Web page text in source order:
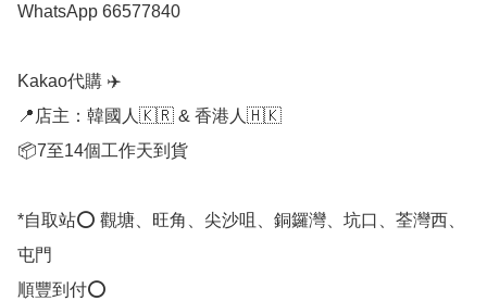
WhatsApp 66577840
Kakao代購 ✈️
📍店主：韓國人🇰🇷 & 香港人🇭🇰
📦7至14個工作天到貨
*自取站⭕ 觀塘、旺角、尖沙咀、銅鑼灣、坑口、荃灣西、
屯門
順豐到付⭕